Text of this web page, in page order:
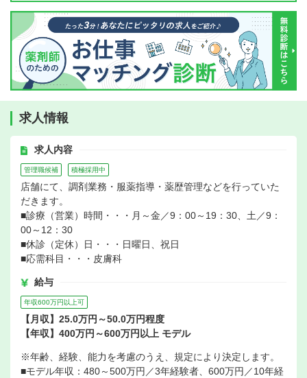
求人情報
求人内容
管理職候補 積極採用中
店舗にて、調剤業務・服薬指導・薬歴管理などを行っていた
だきます。
■診療（営業）時間・・・月～金／9：00～19：30、土／9：
00～12：30
■休診（定休）日・・・日曜日、祝日
■応需科目・・・皮膚科
給与
年収600万円以上可
【月収】25.0万円～50.0万円程度
【年収】400万円～600万円以上 モデル
※年齢、経験、能力を考慮のうえ、規定により決定します。
■モデル年収：480～500万円／3年経験者、600万円／10年経